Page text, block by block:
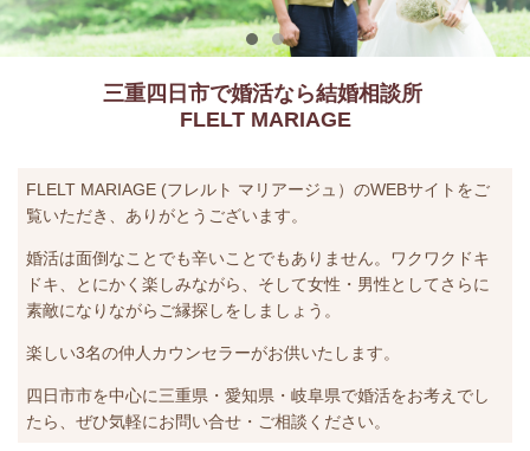
三重四日市で婚活なら結婚相談所
FLELT MARIAGE
FLELT MARIAGE (フレルト マリアージュ）のWEBサイトをご
覧いただき、ありがとうございます。
婚活は面倒なことでも辛いことでもありません。ワクワクドキ
ドキ、とにかく楽しみながら、そして女性・男性としてさらに
素敵になりながらご縁探しをしましょう。
楽しい3名の仲人カウンセラーがお供いたします。
四日市市を中心に三重県・愛知県・岐阜県で婚活をお考えでし
たら、ぜひ気軽にお問い合せ・ご相談ください。